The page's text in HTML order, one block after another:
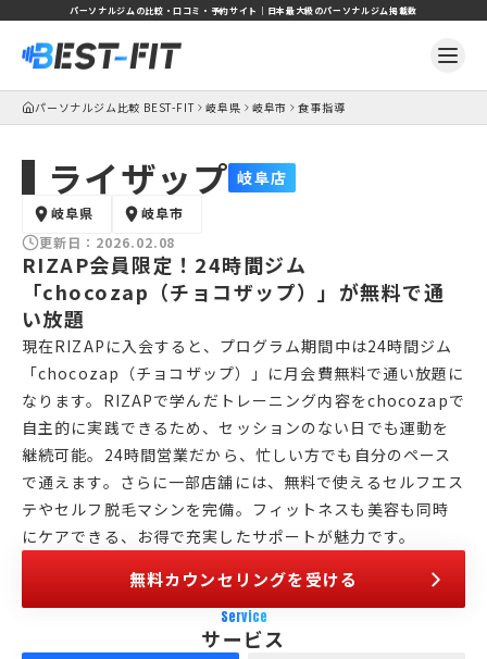
パーソナルジムの比較・口コミ・予約サイト｜日本最大級のパーソナルジム掲載数
パーソナルジム比較 BEST-FIT 岐阜県 岐阜市 食事指導
ライザップ 岐阜店
岐阜県
岐阜市
更新日： 2026.02.08
RIZAP会員限定！24時間ジム
「chocozap（チョコザップ）」が無料で通
い放題
現在RIZAPに入会すると、プログラム期間中は24時間ジム
「chocozap（チョコザップ）」に月会費無料で通い放題に
なります。RIZAPで学んだトレーニング内容をchocozapで
自主的に実践できるため、セッションのない日でも運動を
継続可能。24時間営業だから、忙しい方でも自分のペース
で通えます。さらに一部店舗には、無料で使えるセルフエス
テやセルフ脱毛マシンを完備。フィットネスも美容も同時
にケアできる、お得で充実したサポートが魅力です。
無料カウンセリングを受ける
Service
サービス